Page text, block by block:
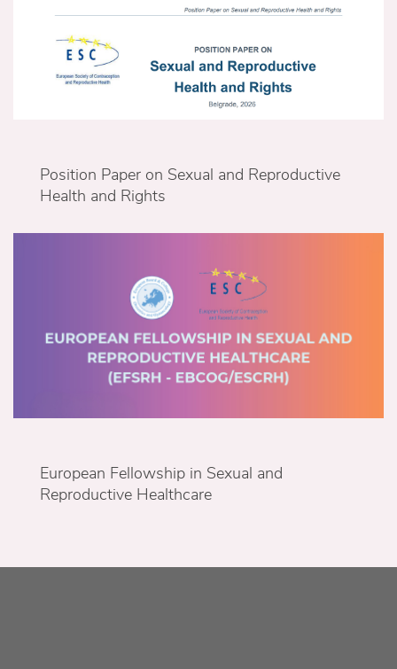
Position Paper on Sexual and Reproductive
Health and Rights
European Fellowship in Sexual and
Reproductive Healthcare